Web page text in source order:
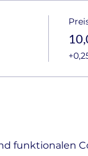
funktionalen